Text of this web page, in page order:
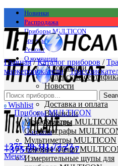
Новинки
Распродажа
Приборы MULTICON
Бренды
Ремонт
О компании
О компании
Дилерские
Новости
Статьи
Доставка и оплата
Вакансии
Отзывы
Контакты
+375 29 311 77 27
Приборы MULTICON
Мегаомметры MULTICON
Осциллографы
Мультиметры MULTICON
Токовые клещи
Измерительные щупы для
0 Wishlist
+375 29 311 77 27
Меню
Главная/Каталог приборов /
маркероискатели/